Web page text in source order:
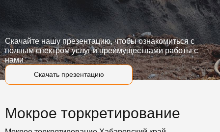
Скачать презентацию
Скачайте нашу презентацию, чтобы ознакомиться с
полным спектром услуг и преимуществами работы с
нами
Мокрое торкретирование